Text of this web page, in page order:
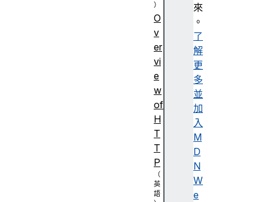
來
。
了
解
更
多
並
加
入
M
D
N
W
e
O
v
er
vi
e
w
of
H
T
T
P